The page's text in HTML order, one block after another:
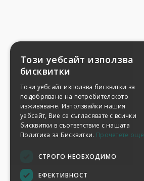
Този уебсайт използва
бисквитки
Този уебсайт използва бисквитки за
подобряване на потребителското
изживяване. Използвайки нашия
уебсайт, Вие се съгласявате с всички
бисквитки в съответствие с нашата
Политика за Бисквитки. Прочетете още
СТРОГО НЕОБХОДИМО
ЕФЕКТИВНОСТ